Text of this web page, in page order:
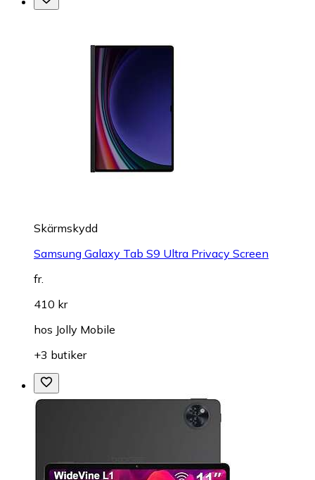
Skärmskydd
Samsung Galaxy Tab S9 Ultra Privacy Screen
fr.
410 kr
hos Jolly Mobile
+3 butiker